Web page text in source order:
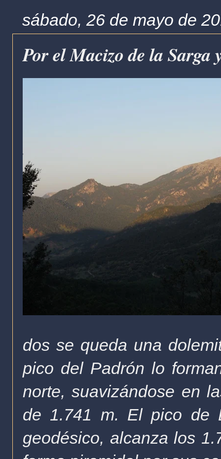
sábado, 26 de mayo de
Por el Macizo de la Sarga
dos se queda una
pico del Padrón lo
norte, suavizándose en
de 1.741 m. El pico de
geodésico, alcanza los